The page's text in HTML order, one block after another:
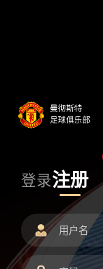
登录注册